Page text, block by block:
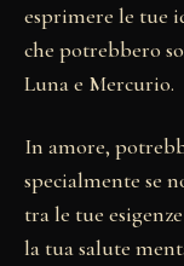
esprimere le tue
che potrebbero
Luna e Mercurio.
In amore,
specialmente se
tra le tue
la tua salute